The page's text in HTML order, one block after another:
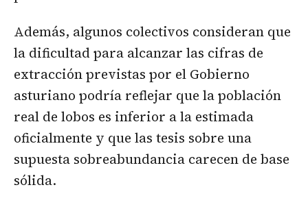
Además, algunos colectivos consideran que
la dificultad para alcanzar las cifras de
extracción previstas por el Gobierno
asturiano podría reflejar que la población
real de lobos es inferior a la estimada
oficialmente y que las tesis sobre una
supuesta sobreabundancia carecen de base
sólida.